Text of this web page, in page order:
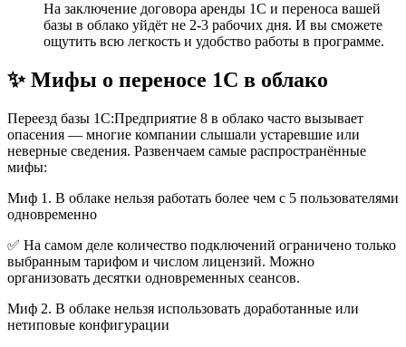
На заключение договора аренды 1С и переноса вашей
базы в облако уйдёт не 2-3 рабочих дня. И вы сможете
ощутить всю легкость и удобство работы в программе.
✨ Мифы о переносе 1С в облако
Переезд базы 1С:Предприятие 8 в облако часто вызывает
опасения — многие компании слышали устаревшие или
неверные сведения. Развенчаем самые распространённые
мифы:
Миф 1. В облаке нельзя работать более чем с 5 пользователями
одновременно
✅ На самом деле количество подключений ограничено только
выбранным тарифом и числом лицензий. Можно
организовать десятки одновременных сеансов.
Миф 2. В облаке нельзя использовать доработанные или
нетиповые конфигурации